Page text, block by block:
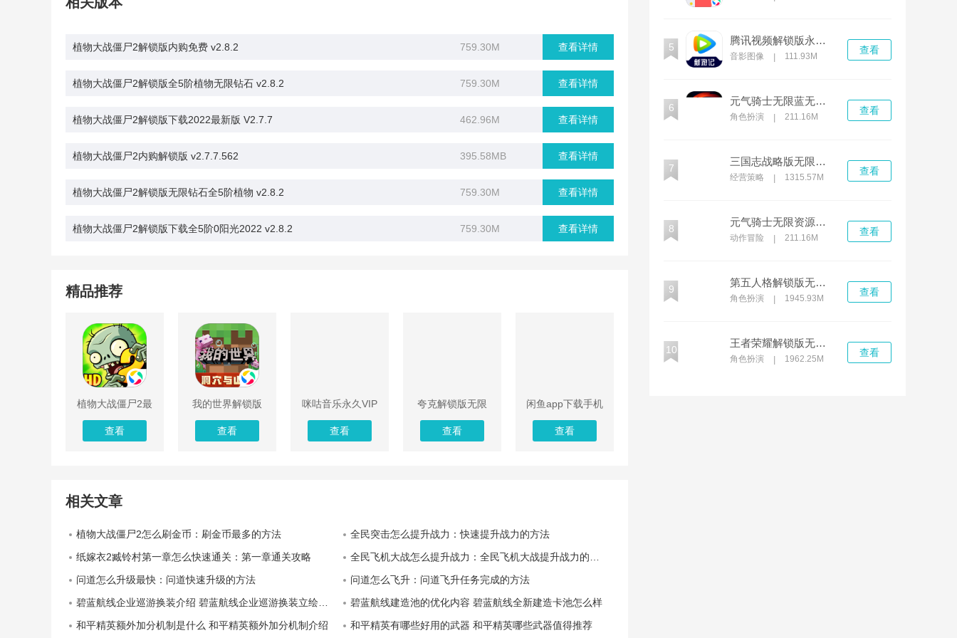
植物大战僵尸2解锁版内购免费 v2.8.2 759.30M 查看详情
植物大战僵尸2解锁版全5阶植物无限钻石 v2.8.2 759.30M 查看详情
植物大战僵尸2解锁版下载2022最新版 V2.7.7 462.96M 查看详情
植物大战僵尸2内购解锁版 v2.7.7.562 395.58MB 查看详情
植物大战僵尸2解锁版无限钻石全5阶植物 v2.8.2 759.30M 查看详情
植物大战僵尸2解锁版下载全5阶0阳光2022 v2.8.2 759.30M 查看详情
精品推荐
植物大战僵尸2最
新解锁版下载
查看
我的世界解锁版
无限金币
查看
咪咕音乐永久VIP
解锁版
查看
夸克解锁版无限
云收藏ios
查看
闲鱼app下载手机
版
查看
相关文章
植物大战僵尸2怎么刷金币：刷金币最多的方法
全民突击怎么提升战力：快速提升战力的方法
纸嫁衣2臧铃村第一章怎么快速通关：第一章通关攻略
全民飞机大战怎么提升战力：全民飞机大战提升战力的技巧
问道怎么升级最快：问道快速升级的方法
问道怎么飞升：问道飞升任务完成的方法
碧蓝航线企业巡游换装介绍 碧蓝航线企业巡游换装立绘一览
碧蓝航线建造池的优化内容 碧蓝航线全新建造卡池怎么样
和平精英额外加分机制是什么 和平精英额外加分机制介绍
和平精英有哪些好用的武器 和平精英哪些武器值得推荐
5
腾讯视频解锁版永久免费不需登录
音影图像 111.93M
查看
6
元气骑士无限蓝无限血全人物无限cd
角色扮演 211.16M
查看
7
三国志战略版无限资源解锁版2022
经营策略 1315.57M
查看
8
元气骑士无限资源解锁版
动作冒险 211.16M
查看
9
第五人格解锁版无限回声下载2022
角色扮演 1945.93M
查看
10
王者荣耀解锁版无限充值
角色扮演 1962.25M
查看